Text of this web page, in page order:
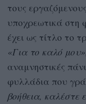
τους
υποχρεωτικά στη
έχει ως τίτλο το
«Για το καλό
αναμνηστικές
φυλλάδια που
βοήθεια, καλέστε